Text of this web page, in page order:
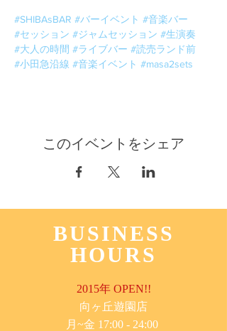
#SHIBAsBAR #バーイベント #音楽バー
#セッション #ジャムセッション #生演奏
#大人の時間 #ライブバー #読売ランド前
#小田急沿線 #音楽イベント #masa2sets
このイベントをシェア
BUSINESS
HOURS
2015年 OPEN!!
​向ヶ丘遊園店
月~金 17:00 - 24:00